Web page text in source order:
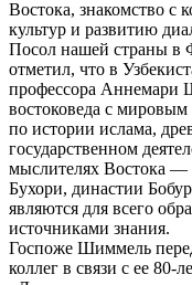
Востока, знакомство с
культур и развитию
Посол нашей страны в
отметил, что в
профессора Аннемари
востоковеда с
по истории ислама,
государственном
мыслителях Востока —
Бухори, династии
являются для всего
источниками знания.
Госпоже Шиммель
коллег в связи с ее 80-